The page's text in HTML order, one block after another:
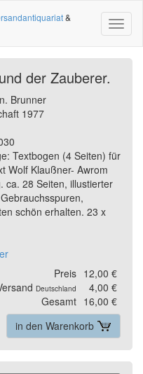
&
der Zauberer.
Brunner
1977
Textbogen (4 Seiten) für
Wolf Klaußner- Awrom
ca. 28 Seiten, illustierter
schön erhalten. 23 x
Preis 12,00 €
Deutschland
4,00 €
Gesamt 16,00 €
in den Warenkorb